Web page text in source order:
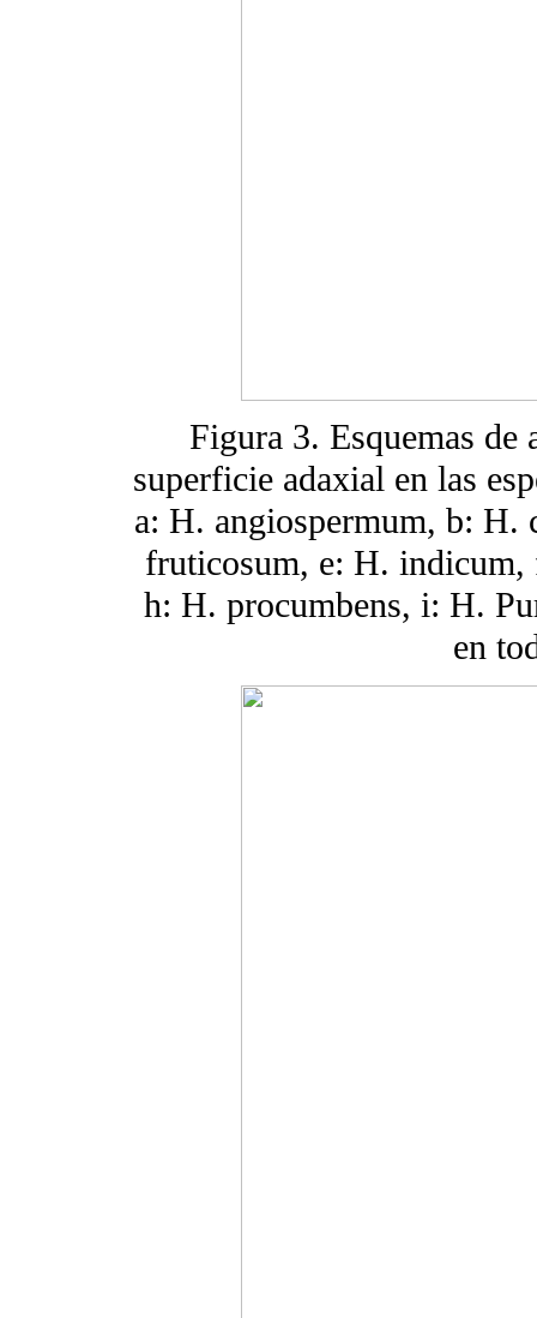
Figura 3. Esquemas de
superficie adaxial en las
a: H. angiospermum, b:
fruticosum, e: H.
h: H. procumbens, i: H.
en